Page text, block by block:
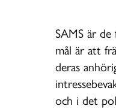
SAMS är
mål är att
deras
och i det